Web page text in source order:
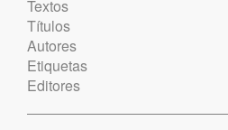
Textos
Títulos
Autores
Etiquetas
Editores